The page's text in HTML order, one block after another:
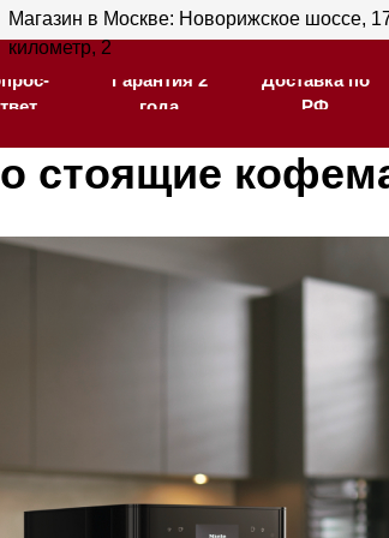
Шоурум
в Москве: Новорижское шоссе, 17-й
2Гарантия 2
года
Доставка по
стоящие